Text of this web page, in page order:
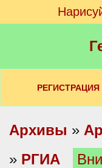
РЕГИСТРАЦИЯ
Архивы »
» РГИА